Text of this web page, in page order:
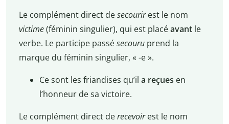
Le complément direct desecourirest le nom
victime(féminin singulier), qui est placéavant le
verbe. Le participe passésecouruprend la
marque du féminin singulier, « -e ».
Ce sont les friandises qu’il a reçues en
l’honneur de sa victoire.
Le complément direct derecevoirest le nom